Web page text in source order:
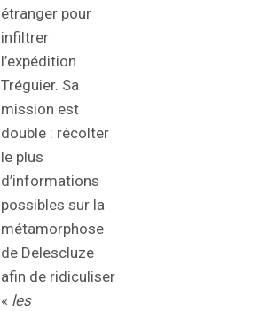
étranger pour
infiltrer
l’expédition
Tréguier. Sa
mission est
double : récolter
le plus
d’informations
possibles sur la
métamorphose
de Delescluze
afin de ridiculiser
« les